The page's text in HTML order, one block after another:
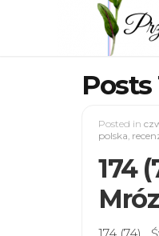
Posted in
polska,
174
Mróz